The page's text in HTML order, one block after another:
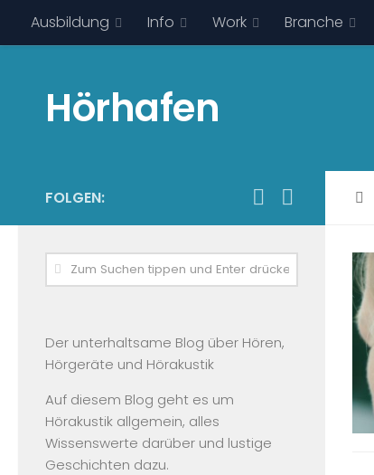
Ausbildung Info Work Branche
Hörhafen
FOLGEN:
Der unterhaltsame Blog über Hören,
Hörgeräte und Hörakustik
Auf diesem Blog geht es um
Hörakustik allgemein, alles
Wissenswerte darüber und lustige
Geschichten dazu.